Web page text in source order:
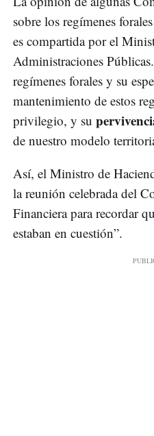
sobre los regímenes
es compartida por el
Administraciones
regímenes forales y su
mantenimiento de estos
privilegio, y su
de nuestro modelo
Así, el Ministro de
la reunión celebrada del
Financiera para recordar
estaban en cuestión”.